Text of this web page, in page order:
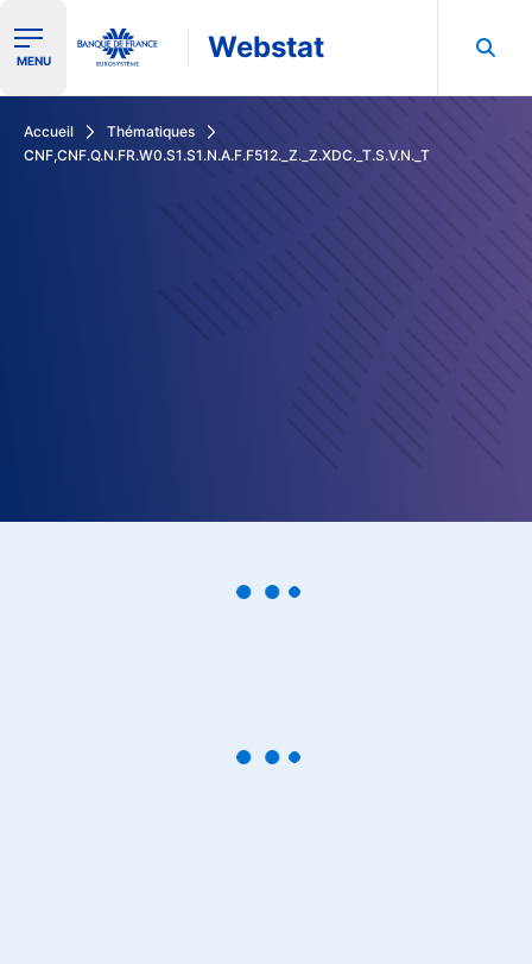
Ouvrir le menu de navigation
MENU Webstat
Accueil
Thématiques
CNF,CNF.Q.N.FR.W0.S1.S1.N.A.F.F512._Z._Z.XDC._T.S.V.N._T